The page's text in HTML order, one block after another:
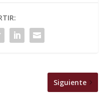
Siguiente